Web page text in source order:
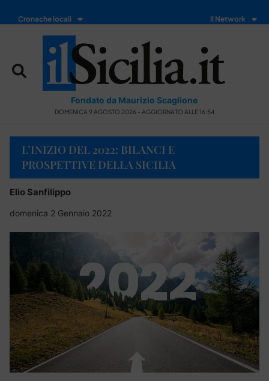
Cronache locali Il Network
Fondato da Maurizio Scaglione
DOMENICA 9 AGOSTO 2026 - AGGIORNATO ALLE 16:54
L’INIZIO DEL 2022: BILANCI E
PROSPETTIVE DELLA SICILIA
Elio Sanfilippo
domenica 2 Gennaio 2022